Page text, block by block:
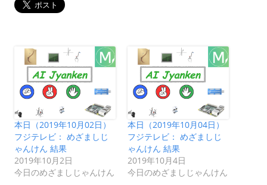
本日（2019年10月02日）
フジテレビ： めざましじ
ゃんけん 結果
2019年10月2日
今日のめざましじゃんけん
本日（2019年10月04日）
フジテレビ： めざましじ
ゃんけん 結果
2019年10月4日
今日のめざましじゃんけん